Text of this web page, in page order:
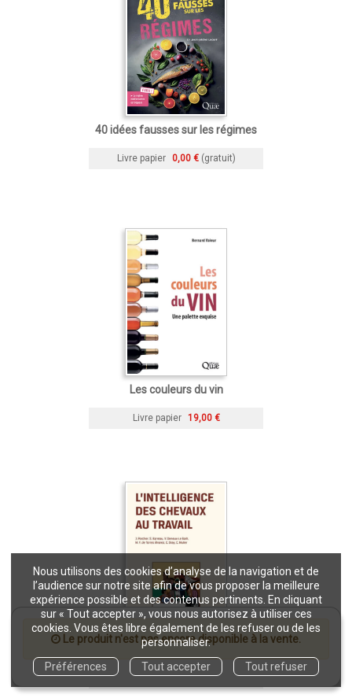
Nous utilisons des cookies d’analyse de la navigation et de
l’audience sur notre site afin de vous proposer la meilleure
expérience possible et des contenus pertinents. En cliquant
sur « Tout accepter », vous nous autorisez à utiliser ces
cookies. Vous êtes libre également de les refuser ou de les
personnaliser.
Préférences
Tout accepter Tout refuser
Le produit n'est pas encore disponible à la vente.
40 idées fausses sur les régimes
Livre papier 0,00 € (gratuit)
Les couleurs du vin
Livre papier 19,00 €
L'intelligence des chevaux au travail
Livre papier 19,50 €